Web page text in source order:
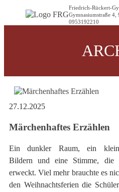
Friedrich-Rückert-
Gymnasiumstraße 4,
0953192210
27.12.2025
Märchenhaftes Erzählen
Ein dunkler Raum, ein
Bildern und eine Stimme, die
erweckt. Viel mehr brauchte es
den Weihnachtsferien die